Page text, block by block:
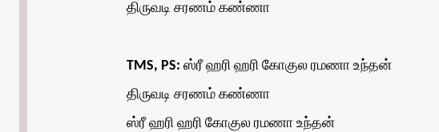
திருவடி சரணம் கண்ணா
TMS, PS: ஸ்ரீ ஹரி ஹரி கோகுல ரமணா உந்தன்
திருவடி சரணம் கண்ணா
ஸ்ரீ ஹரி ஹரி கோகுல ரமணா உந்தன்